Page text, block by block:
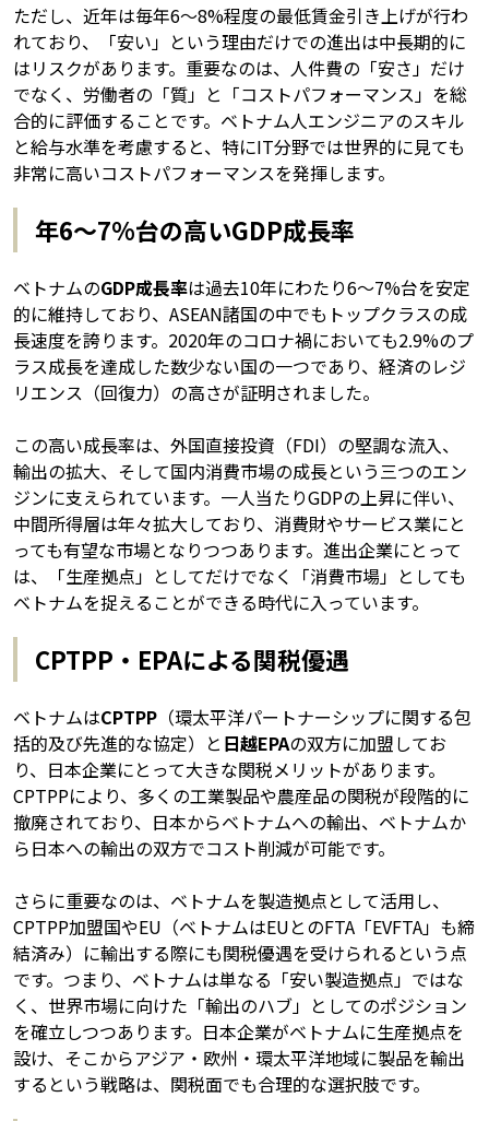
ただし、近年は毎年6〜8%程度の最低賃金引き上げが行わ
れており、「安い」という理由だけでの進出は中長期的に
はリスクがあります。重要なのは、人件費の「安さ」だけ
でなく、労働者の「質」と「コストパフォーマンス」を総
合的に評価することです。ベトナム人エンジニアのスキル
と給与水準を考慮すると、特にIT分野では世界的に見ても
非常に高いコストパフォーマンスを発揮します。
年6〜7%台の高いGDP成長率
ベトナムのGDP成長率は過去10年にわたり6〜7%台を安定
的に維持しており、ASEAN諸国の中でもトップクラスの成
長速度を誇ります。2020年のコロナ禍においても2.9%のプ
ラス成長を達成した数少ない国の一つであり、経済のレジ
リエンス（回復力）の高さが証明されました。
この高い成長率は、外国直接投資（FDI）の堅調な流入、
輸出の拡大、そして国内消費市場の成長という三つのエン
ジンに支えられています。一人当たりGDPの上昇に伴い、
中間所得層は年々拡大しており、消費財やサービス業にと
っても有望な市場となりつつあります。進出企業にとって
は、「生産拠点」としてだけでなく「消費市場」としても
ベトナムを捉えることができる時代に入っています。
CPTPP・EPAによる関税優遇
ベトナムはCPTPP （環太平洋パートナーシップに関する包
括的及び先進的な協定）と 日越EPAの双方に加盟してお
り、日本企業にとって大きな関税メリットがあります。
CPTPPにより、多くの工業製品や農産品の関税が段階的に
撤廃されており、日本からベトナムへの輸出、ベトナムか
ら日本への輸出の双方でコスト削減が可能です。
さらに重要なのは、ベトナムを製造拠点として活用し、
CPTPP加盟国やEU（ベトナムはEUとのFTA「EVFTA」も締
結済み）に輸出する際にも関税優遇を受けられるという点
です。つまり、ベトナムは単なる「安い製造拠点」ではな
く、世界市場に向けた「輸出のハブ」としてのポジション
を確立しつつあります。日本企業がベトナムに生産拠点を
設け、そこからアジア・欧州・環太平洋地域に製品を輸出
するという戦略は、関税面でも合理的な選択肢です。